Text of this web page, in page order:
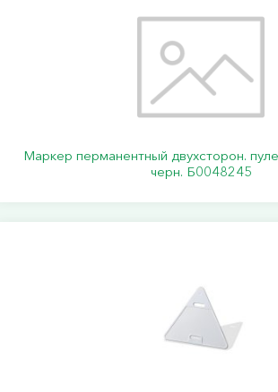
Маркер перманентный двухсторон.
черн. Б0048245